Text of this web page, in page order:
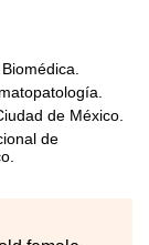
de México.
de